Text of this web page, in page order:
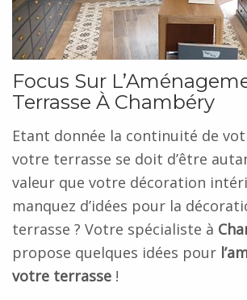
Focus Sur
Terrasse À Chambéry
Etant donnée la continuité de
votre terrasse se doit d’être
valeur que votre décoration
manquez d’idées pour la
terrasse ? Votre spécialiste à
propose quelques idées pour
votre terrasse !